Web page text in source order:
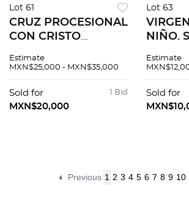
Lot 61
CRUZ PROCESIONAL
CON CRISTO
EUROPA, FINALES
en marfil sobre cruz
laminada en plata de
Estimate
MXN$25,000 - MXN$35,000
1 Bid
Sold for
MXN$20,000
Lot 63
NIÑO.
Estimate
Sold for
Previous 1 2 3 4 5 6 7 8 9 10